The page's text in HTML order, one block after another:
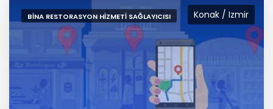
Konak / Izmir
BINA RESTORASYON HIZMETI SAĞLAYICISI